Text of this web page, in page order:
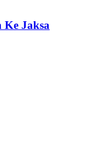
Jaksa